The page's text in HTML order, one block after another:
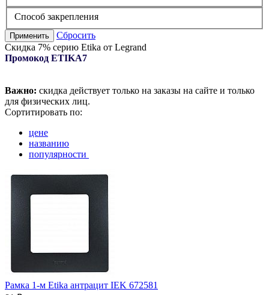
Способ закрепления
Применить
Сбросить
Скидка 7% серию Etika от Legrand
Промокод ETIKA7
Важно: скидка действует только на заказы на сайте и только
для физических лиц.
Сортитировать по:
цене
названию
популярности
Рамка 1-м Etika антрацит IEK 672581